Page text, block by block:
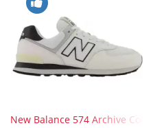
New Balance 574 Archive